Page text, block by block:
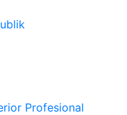
Profesional